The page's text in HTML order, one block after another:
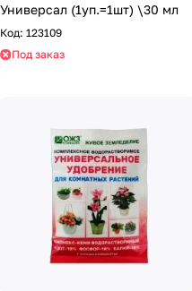
Универсал (1уп.=1шт) \30 мл
Код: 123109
Под заказ